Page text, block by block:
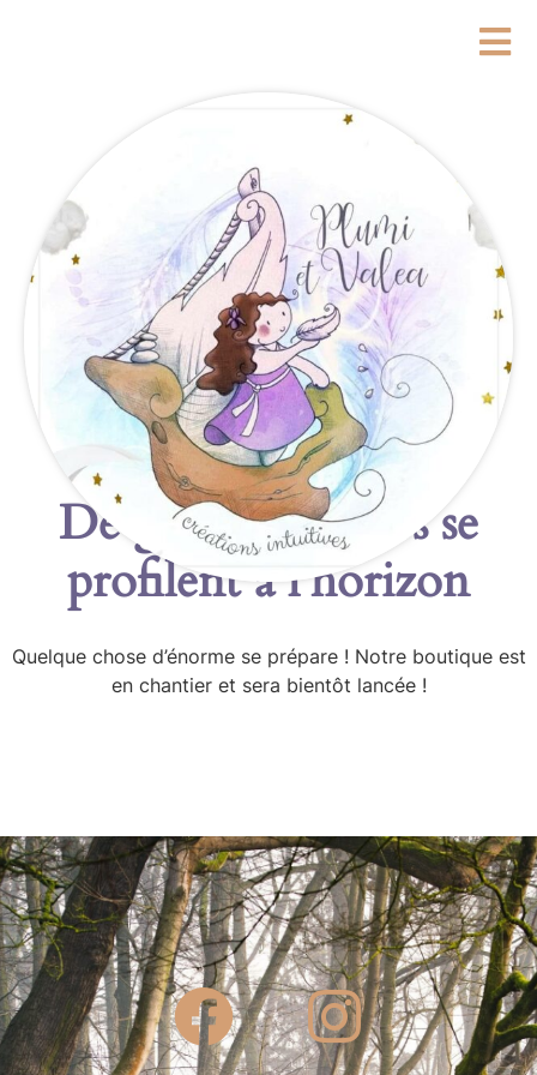
De grandes choses se
profilent à l’horizon
Quelque chose d’énorme se prépare ! Notre boutique est
en chantier et sera bientôt lancée !